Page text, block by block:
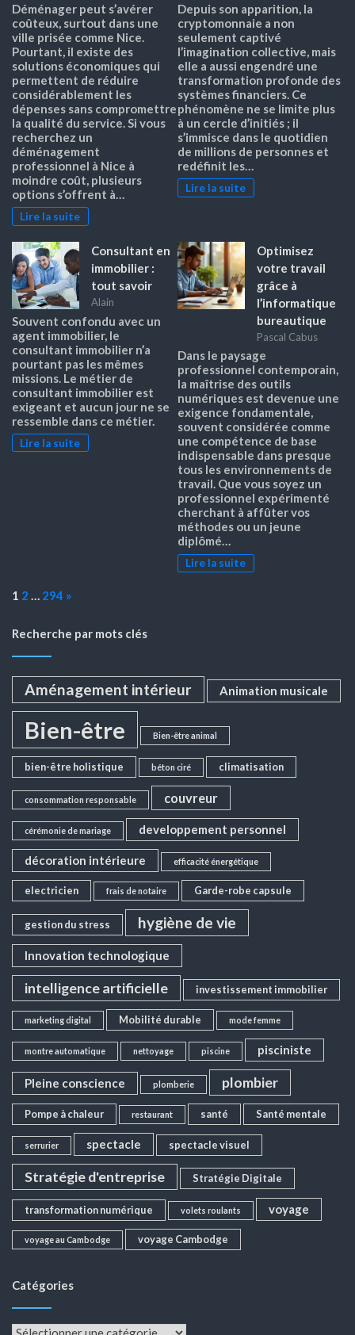
Déménager peut s’avérer
coûteux, surtout dans une
ville prisée comme Nice.
Pourtant, il existe des
solutions économiques qui
permettent de réduire
considérablement les
dépenses sans compromettre
la qualité du service. Si vous
recherchez un
déménagement
professionnel à Nice à
moindre coût, plusieurs
options s’offrent à…
Lire la suite
Depuis son apparition, la
cryptomonnaie a non
seulement captivé
l’imagination collective, mais
elle a aussi engendré une
transformation profonde des
systèmes financiers. Ce
phénomène ne se limite plus
à un cercle d’initiés ; il
s’immisce dans le quotidien
de millions de personnes et
redéfinit les…
Lire la suite
Consultant en
immobilier :
tout savoir
Alain
Souvent confondu avec un
agent immobilier, le
consultant immobilier n’a
pourtant pas les mêmes
missions. Le métier de
consultant immobilier est
exigeant et aucun jour ne se
ressemble dans ce métier.
Lire la suite
Optimisez
votre travail
grâce à
l’informatique
bureautique
Pascal Cabus
Dans le paysage
professionnel contemporain,
la maîtrise des outils
numériques est devenue une
exigence fondamentale,
souvent considérée comme
une compétence de base
indispensable dans presque
tous les environnements de
travail. Que vous soyez un
professionnel expérimenté
cherchant à affûter vos
méthodes ou un jeune
diplômé…
Lire la suite
Page:
1 2 … 294 Next
»
Recherche par mots clés
Aménagement intérieur Animation musicale
Bien-être Bien-être animal
bien-être holistique béton ciré climatisation
consommation responsable couvreur
cérémonie de mariage developpement personnel
décoration intérieure efficacité énergétique
electricien frais de notaire Garde-robe capsule
gestion du stress hygiène de vie
Innovation technologique
intelligence artificielle investissement immobilier
marketing digital Mobilité durable mode femme
montre automatique nettoyage piscine pisciniste
Pleine conscience plomberie plombier
Pompe à chaleur restaurant santé Santé mentale
serrurier spectacle spectacle visuel
Stratégie d'entreprise Stratégie Digitale
transformation numérique volets roulants voyage
voyage au Cambodge voyage Cambodge
Catégories
Catégories